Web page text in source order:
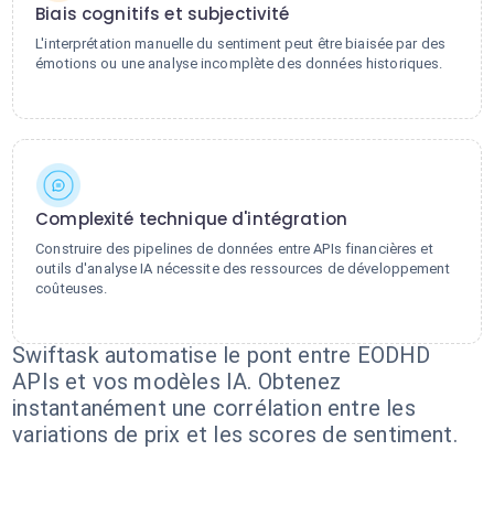
Biais cognitifs et subjectivité
L'interprétation manuelle du sentiment peut être biaisée par des
émotions ou une analyse incomplète des données historiques.
Complexité technique d'intégration
Construire des pipelines de données entre APIs financières et
outils d'analyse IA nécessite des ressources de développement
coûteuses.
Swiftask automatise le pont entre EODHD
APIs et vos modèles IA. Obtenez
instantanément une corrélation entre les
variations de prix et les scores de sentiment.